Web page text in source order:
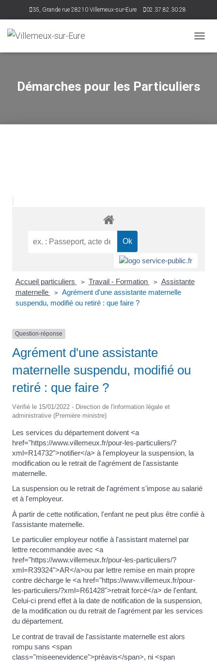
35, Grande rue 28210 Villemeux-sur-Eure 02.37.82.30.28
É
E
N
Démarches pour les Particuliers
Accueil particuliers > Travail - Formation > Assistante
maternelle
> Agrément d'une assistante maternelle
suspendu, modifié ou retiré : que faire ?
Question-réponse
Agrément d'une assistante
maternelle suspendu, modifié ou
retiré : que faire ?
Vérifié le 15/01/2022 - Direction de l'information légale et
administrative (Première ministre)
Les services du département doivent <a
href="https://www.villemeux.fr/pour-les-particuliers/?
xml=R14732">notifier</a> à l'employeur la suspension, la
modification ou le retrait de l'agrément de l'assistante
maternelle.
La suspension ou le retrait de l'agrément s'impose au salarié
et à l'employeur.
À partir de cette notification, l'enfant ne peut plus être confié à
l'assistante maternelle.
Le particulier employeur notifie à l'assistant maternel par
lettre recommandée avec <a
href="https://www.villemeux.fr/pour-les-particuliers/?
xml=R39324">AR</a>ou par lettre remise en main propre
contre décharge le <a href="https://www.villemeux.fr/pour-
les-particuliers/?xml=R61428">retrait forcé</a> de l'enfant.
Celui-ci prend effet à la date de notification de la suspension,
de la modification ou du retrait de l'agrément par les services
du département.
Le contrat de travail de l'assistante maternelle est alors
rompu sans <span
class="miseenevidence">préavis</span>, ni <span